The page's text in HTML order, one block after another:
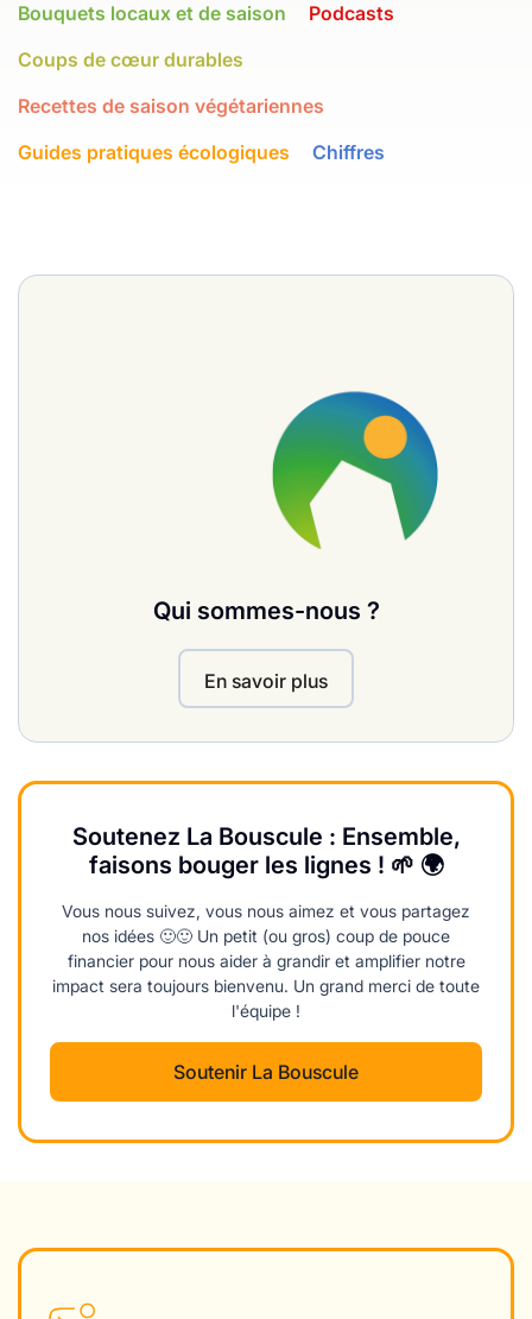
Bouquets locaux et de saison
Podcasts
Coups de cœur durables
Recettes de saison végétariennes
Guides pratiques écologiques
Chiffres
Qui sommes-nous ?
En savoir plus
Soutenez La Bouscule : Ensemble,
faisons bouger les lignes ! 🌱 🌍
Vous nous suivez, vous nous aimez et vous partagez
nos idées 🙂🙂 Un petit (ou gros) coup de pouce
financier pour nous aider à grandir et amplifier notre
impact sera toujours bienvenu. Un grand merci de toute
l'équipe !
Soutenir La Bouscule